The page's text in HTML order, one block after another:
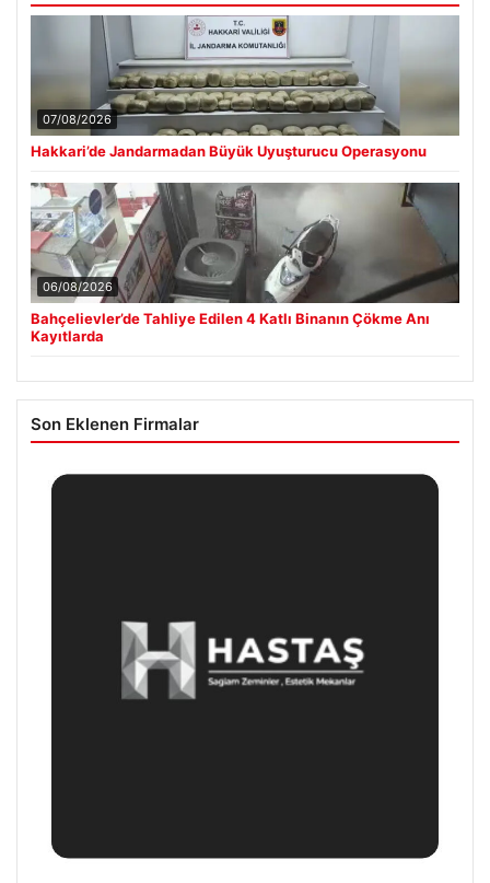
07/08/2026
Hakkari’de Jandarmadan Büyük Uyuşturucu Operasyonu
06/08/2026
Bahçelievler’de Tahliye Edilen 4 Katlı Binanın Çökme Anı
Kayıtlarda
Son Eklenen Firmalar